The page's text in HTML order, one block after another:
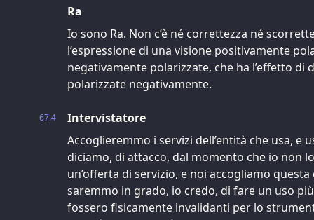
Ra
Io sono Ra. Non c’è né correttezza né
l’espressione di una visione positivamente
negativamente polarizzate, che ha l’effetto di
polarizzate negativamente.
67.4
Intervistatore
Accoglieremmo i servizi dell’entità che usa, e
diciamo, di attacco, dal momento che io non
un’offerta di servizio, e noi accogliamo
saremmo in grado, io credo, di fare un uso
fossero fisicamente invalidanti per lo